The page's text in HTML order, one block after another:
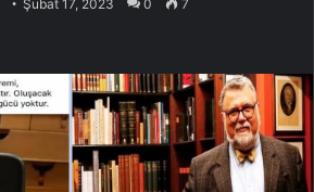
Şubat 17, 2023 0 7